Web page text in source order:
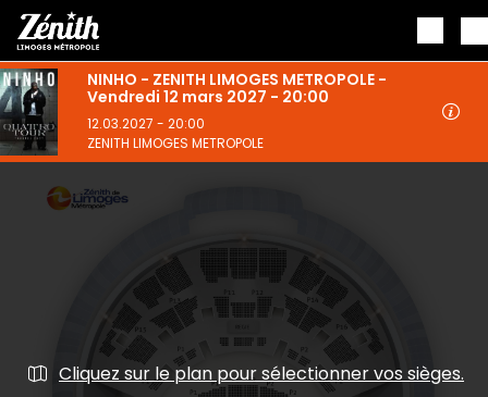
Aller au contenu principal
NINHO - ZENITH LIMOGES METROPOLE -
Vendredi 12 mars 2027 - 20:00
12.03.2027 - 20:00
ZENITH LIMOGES METROPOLE
Cliquez sur le plan pour sélectionner vos sièges.